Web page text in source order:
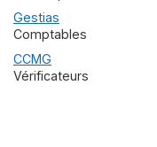
Gestias
Comptables
CCMG
Vérificateurs